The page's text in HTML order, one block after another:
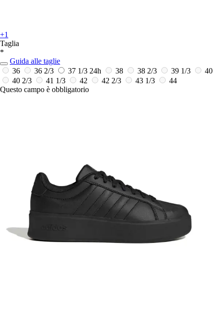
+1
Taglia
*
Guida alle taglie
36
36 2/3 37 1/3 24h 38 38 2/3 39 1/3
40
40 2/3
41 1/3 42 42 2/3 43 1/3
44
Questo campo è obbligatorio